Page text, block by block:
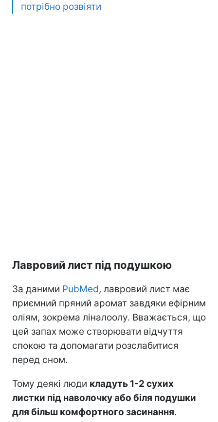
потрібно розвіяти
Лавровий лист під подушкою
За даними PubMed, лавровий лист має
приємний пряний аромат завдяки ефірним
оліям, зокрема ліналоолу. Вважається, що
цей запах може створювати відчуття
спокою та допомагати розслабитися
перед сном.
Тому деякі люди кладуть 1-2 сухих
листки під наволочку або біля подушки
для більш комфортного засинання.